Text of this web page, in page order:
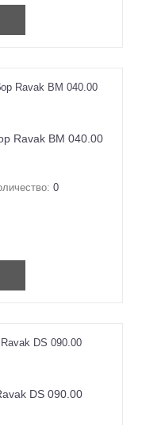
Ravak BM 040.00
0
DS 090.00